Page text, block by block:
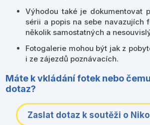
Výhodou také je dokumentovat
sérii a popis na sebe navazujích
několik samostatných a
Fotogalerie mohou být jak z
i ze zájezdů poznávacích.
Máte k vkládání fotek nebo
dotaz?
Zaslat dotaz k soutěži o